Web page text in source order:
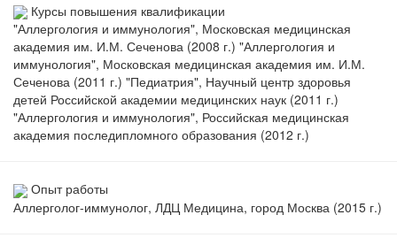
Курсы повышения квалификации
"Аллергология и иммунология", Московская медицинская
академия им. И.М. Сеченова (2008 г.) "Аллергология и
иммунология", Московская медицинская академия им. И.М.
Сеченова (2011 г.) "Педиатрия", Научный центр здоровья
детей Российской академии медицинских наук (2011 г.)
"Аллергология и иммунология", Российская медицинская
академия последипломного образования (2012 г.)
Опыт работы
Аллерголог-иммунолог, ЛДЦ Медицина, город Москва (2015 г.)